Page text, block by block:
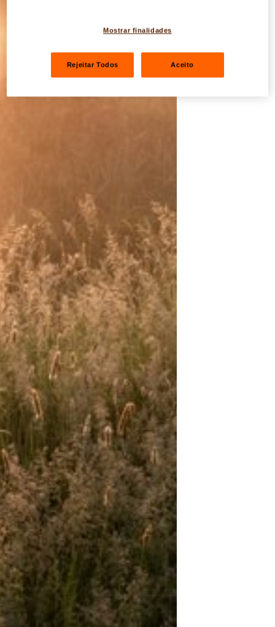
Mostrar finalidades
Rejeitar Todos Aceito